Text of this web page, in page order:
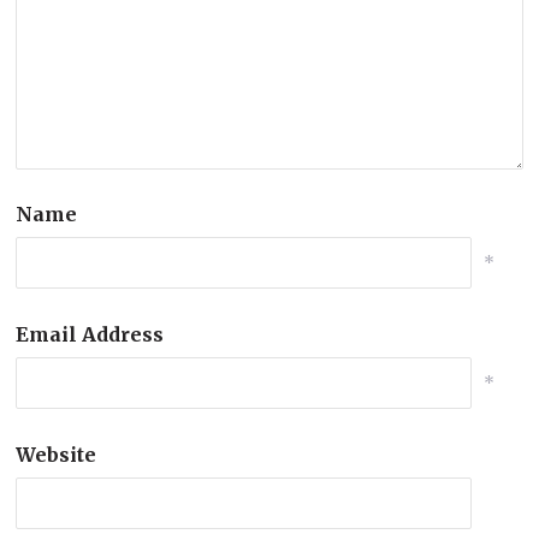
Name
*
Email Address
*
Website